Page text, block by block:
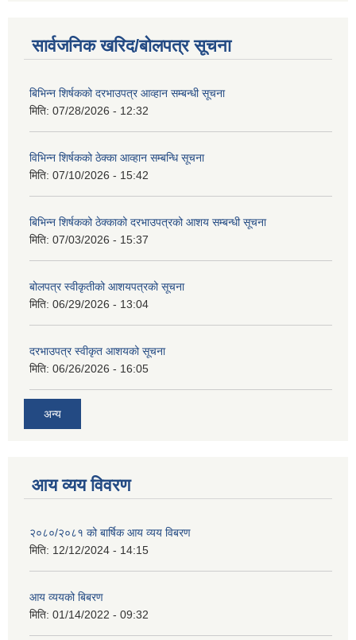
सार्वजनिक खरिद/बोलपत्र सूचना
बिभिन्‍न शिर्षकको दरभाउपत्र आव्हान सम्बन्धी सूचना
मिति: 07/28/2026 - 12:32
विभिन्न शिर्षकको ठेक्का आव्हान सम्बन्धि सूचना
मिति: 07/10/2026 - 15:42
बिभिन्‍न शिर्षकको ठेक्काको दरभाउपत्रको आशय सम्बन्धी सूचना
मिति: 07/03/2026 - 15:37
बोलपत्र स्वीकृतीको आशयपत्रको सूचना
मिति: 06/29/2026 - 13:04
दरभाउपत्र स्वीकृत आशयको सूचना
मिति: 06/26/2026 - 16:05
अन्य
आय व्यय विवरण
२०८०/२०८१ को बार्षिक आय व्यय विबरण
मिति: 12/12/2024 - 14:15
आय व्ययको बिबरण
मिति: 01/14/2022 - 09:32